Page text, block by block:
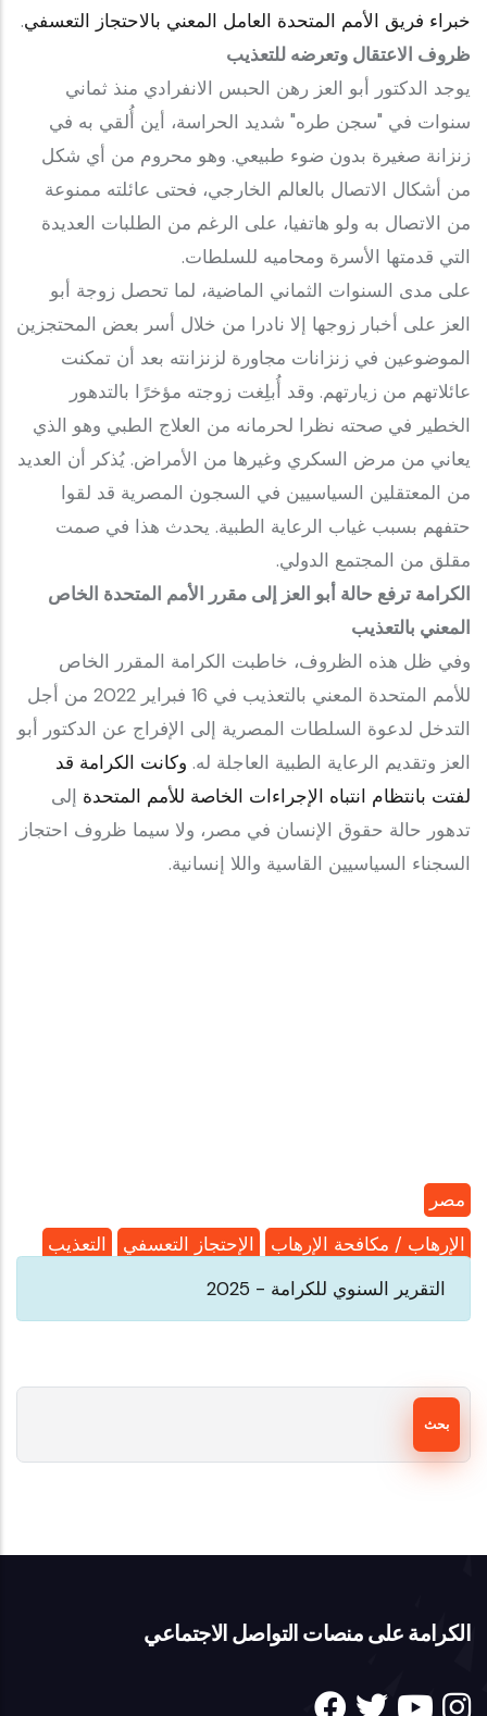
خبراء فريق الأمم المتحدة العامل المعني بالاحتجاز التعسفي.
ظروف الاعتقال وتعرضه للتعذيب
يوجد الدكتور أبو العز رهن الحبس الانفرادي منذ ثماني
سنوات في "سجن طره" شديد الحراسة، أين أُلقي به في
زنزانة صغيرة بدون ضوء طبيعي. وهو محروم من أي شكل
من أشكال الاتصال بالعالم الخارجي، فحتى عائلته ممنوعة
من الاتصال به ولو هاتفيا، على الرغم من الطلبات العديدة
التي قدمتها الأسرة ومحاميه للسلطات.
على مدى السنوات الثماني الماضية، لما تحصل زوجة أبو
العز على أخبار زوجها إلا نادرا من خلال أسر بعض المحتجزين
الموضوعين في زنزانات مجاورة لزنزانته بعد أن تمكنت
عائلاتهم من زيارتهم. وقد أُبلِغت زوجته مؤخرًا بالتدهور
الخطير في صحته نظرا لحرمانه من العلاج الطبي وهو الذي
يعاني من مرض السكري وغيرها من الأمراض. يُذكر أن العديد
من المعتقلين السياسيين في السجون المصرية قد لقوا
حتفهم بسبب غياب الرعاية الطبية. يحدث هذا في صمت
مقلق من المجتمع الدولي.
الكرامة ترفع حالة أبو العز إلى مقرر الأمم المتحدة الخاص
المعني بالتعذيب
وفي ظل هذه الظروف، خاطبت الكرامة المقرر الخاص
للأمم المتحدة المعني بالتعذيب في 16 فبراير 2022 من أجل
التدخل لدعوة السلطات المصرية إلى الإفراج عن الدكتور أبو
العز وتقديم الرعاية الطبية العاجلة له. وكانت الكرامة قد
لفتت بانتظام انتباه الإجراءات الخاصة للأمم المتحدة إلى
تدهور حالة حقوق الإنسان في مصر، ولا سيما ظروف احتجاز
السجناء السياسيين القاسية واللا إنسانية.
مصر
التعذيب
الإحتجاز التعسفي
الإرهاب / مكافحة الإرهاب
التقرير السنوي للكرامة - 2025
الكرامة على منصات التواصل الاجتماعي